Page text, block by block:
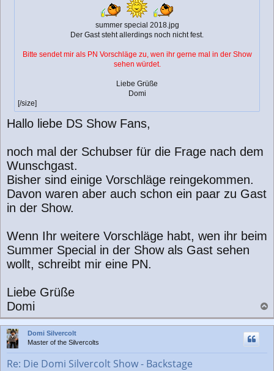
summer special 2018.jpg
Der Gast steht allerdings noch nicht fest.
Bitte sendet mir als PN Vorschläge zu, wen ihr gerne mal in der Show
sehen würdet.
Liebe Grüße
Domi
[/size]
Hallo liebe DS Show Fans,
noch mal der Schubser für die Frage nach dem
Wunschgast.
Bisher sind einige Vorschläge reingekommen.
Davon waren aber auch schon ein paar zu Gast
in der Show.
Wenn Ihr weitere Vorschläge habt, wen ihr beim
Summer Special in der Show als Gast sehen
wollt, schreibt mir eine PN.
Liebe Grüße
Domi
a
c
Domi Silvercolt
Master of the Silvercolts
Re: Die Domi Silvercolt Show - Backstage